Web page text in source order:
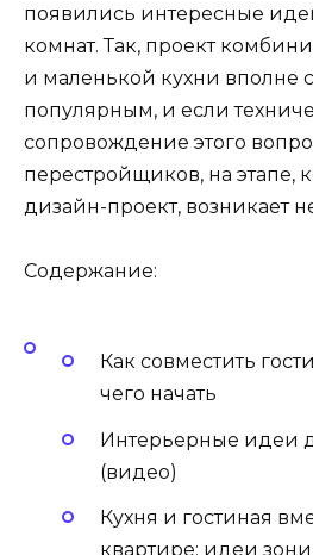
появились интересные
комнат. Так, проект
и маленькой кухни вполне
популярным, и если
сопровождение этого
перестройщиков, на этапе,
дизайн-проект, возникает
Содержание:
Как совместить
чего начать
Интерьерные идеи
(видео)
Кухня и гостиная
квартире: идеи